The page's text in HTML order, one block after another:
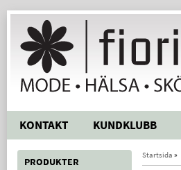
KONTAKT KUNDKLUBB
PRODUKTER
Startsida »